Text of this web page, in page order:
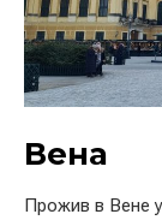
Вена
Прожив в Вене